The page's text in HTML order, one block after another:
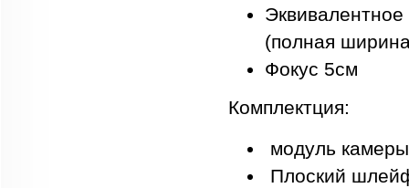
(полная
Фокус 5см
Комплектция:
модуль
Плоский